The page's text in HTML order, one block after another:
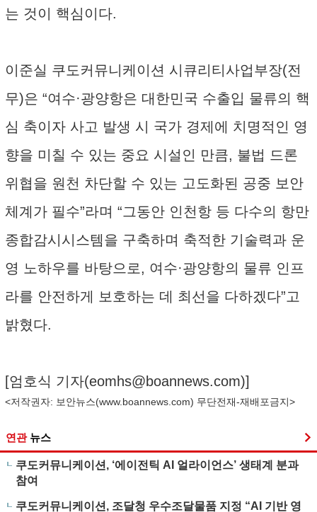
는 것이 핵심이다.
이준실 쿠도커뮤니케이션 시큐리티사업부장(전
무)은 “여수·광양항은 대한민국 수출입 물류의 핵
심 축이자 사고 발생 시 국가 경제에 치명적인 영
향을 미칠 수 있는 중요 시설인 만큼, 불법 드론
위협을 원천 차단할 수 있는 고도화된 공중 보안
체계가 필수”라며 “그동안 인천항 등 다수의 항만
종합감시시스템을 구축하며 축적한 기술력과 운
영 노하우를 바탕으로, 여수·광양항의 물류 인프
라를 안전하게 보호하는 데 최선을 다하겠다”고
밝혔다.
[엄호식 기자(eomhs@boannews.com)]
<저작권자: 보안뉴스(www.boannews.com) 무단전재-재배포금지>
연관 뉴스
쿠도커뮤니케이션, ‘에이전틱 AI 얼라이언스’ 생태계 분과
참여
쿠도커뮤니케이션, 조달청 우수조달물품 지정 “AI 기반 영